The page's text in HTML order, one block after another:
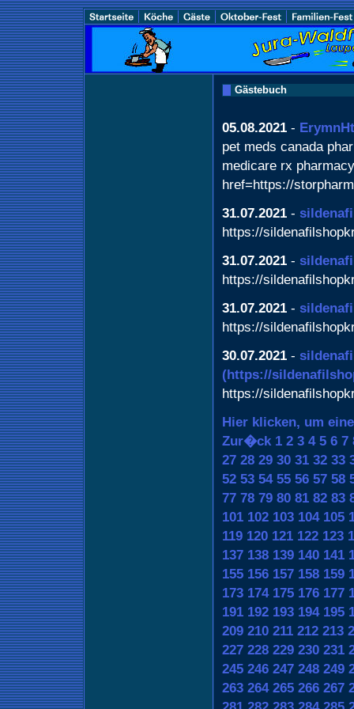
Gästebuch
05.08.2021 -
pet meds canada
medicare rx
href=https://
31.07.2021 -
https://
31.07.2021 -
https://
31.07.2021 -
https://
30.07.2021 -
(https://
https://
Hier klicken, um
Zur�ck 1 2 3 4 5 6 7
27 28 29 30 31 32 33
52 53 54 55 56 57 58
77 78 79 80 81 82 83
101 102 103 104 105
119 120 121 122 123
137 138 139 140 141
155 156 157 158 159
173 174 175 176 177
191 192 193 194 195
209 210 211 212 213
227 228 229 230 231
245 246 247 248 249
263 264 265 266 267